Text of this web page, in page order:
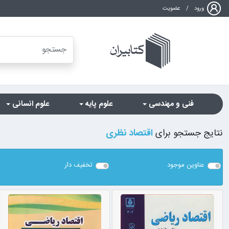
ورود / عضویت
فنی و مهندسی علوم پایه علوم انسانی
نتایج جستجو برای اقتصاد نظری
عناوین موجود تخفیف دار